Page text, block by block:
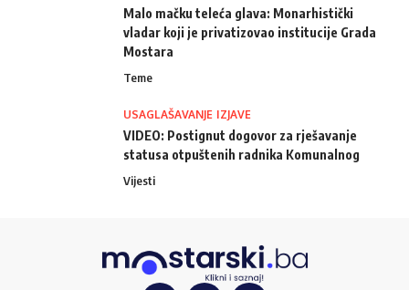
Malo mačku teleća glava: Monarhistički
vladar koji je privatizovao institucije Grada
Mostara
Teme
USAGLAŠAVANJE IZJAVE
VIDEO: Postignut dogovor za rješavanje
statusa otpuštenih radnika Komunalnog
Vijesti